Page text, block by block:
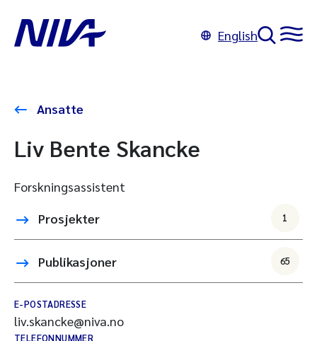
English
Ansatte
Liv Bente Skancke
Forskningsassistent
Prosjekter
1
Publikasjoner 65
E-POSTADRESSE
liv.skancke@niva.no
TELEFONNUMMER